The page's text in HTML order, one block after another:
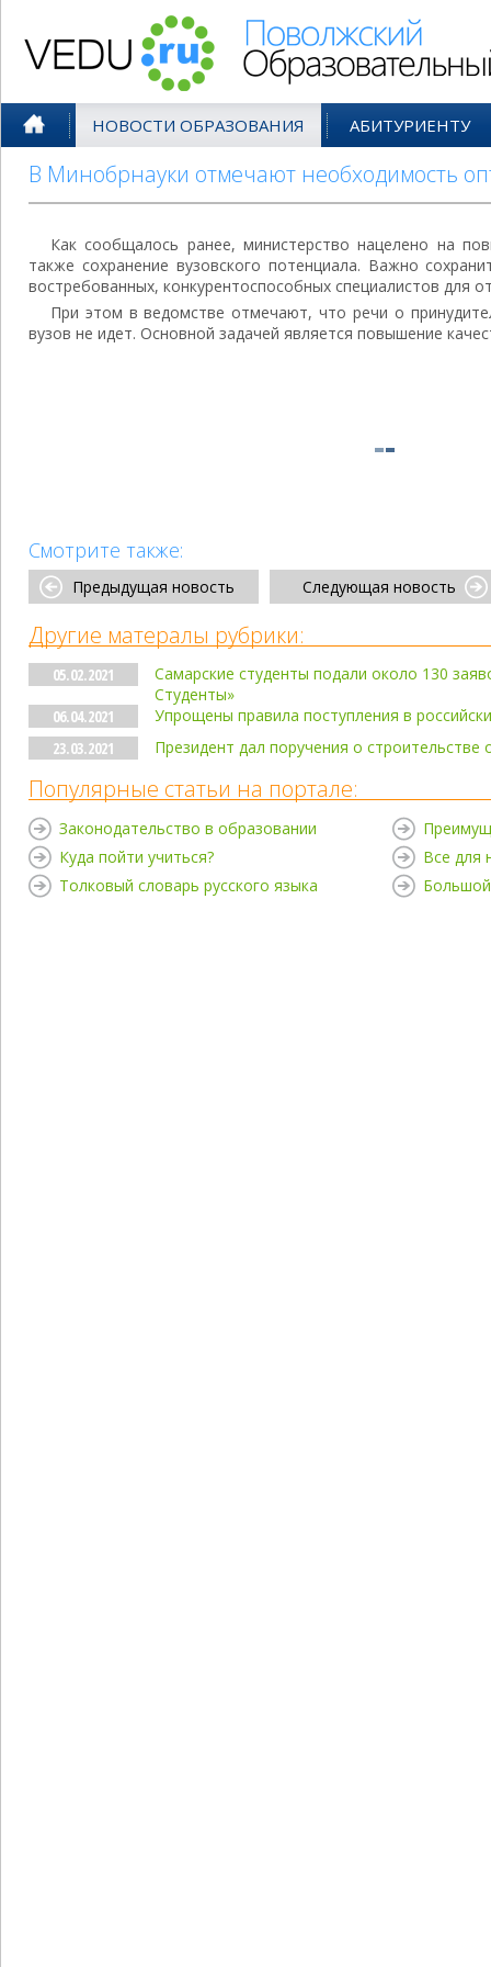
НОВОСТИ ОБРАЗОВАНИЯ АБИТУРИЕНТУ
В Минобрнауки отмечают необходимость
Как сообщалось ранее, министерство нацелено на
также сохранение вузовского потенциала. Важно
востребованных, конкурентоспособных специалистов для
При этом в ведомстве отмечают, что речи о
вузов не идет. Основной задачей является повышение
Смотрите также:
Предыдущая новость Следующая новость
Другие матералы рубрики:
05.02.2021
Самарские студенты подали около 130
Студенты»
06.04.2021
Упрощены правила поступления в
23.03.2021
Президент дал поручения о
Популярные статьи на портале:
Законодательство в образовании
Куда пойти учиться?
Толковый словарь русского языка
Все для
Большой